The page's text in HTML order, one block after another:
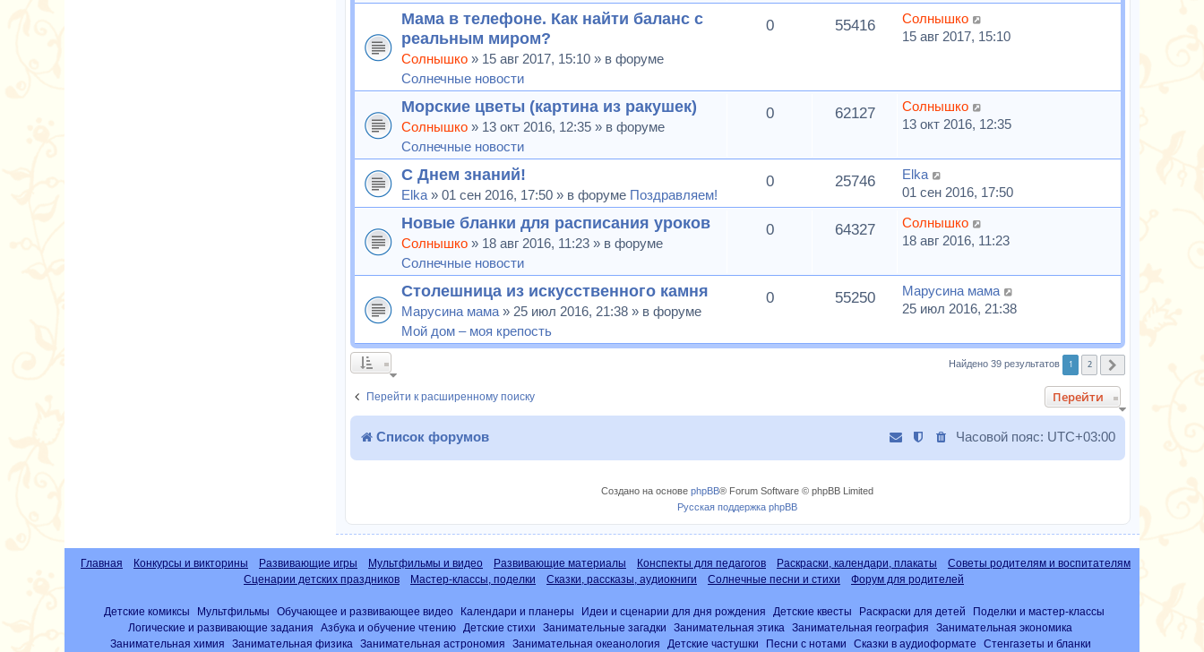
Мама в телефоне. Как найти баланс с
реальным миром?
Солнышко» 15 авг 2017, 15:10 » в форуме
Солнечные новости
0 55416
Солнышко
15 авг 2017, 15:10
Морские цветы (картина из ракушек)
Солнышко» 13 окт 2016, 12:35 » в форуме
Солнечные новости
0 62127
Солнышко
13 окт 2016, 12:35
С Днем знаний!
Elka» 01 сен 2016, 17:50 » в форуме Поздравляем!
0 25746
Elka
01 сен 2016, 17:50
Новые бланки для расписания уроков
Солнышко» 18 авг 2016, 11:23 » в форуме
Солнечные новости
0 64327
Солнышко
18 авг 2016, 11:23
Столешница из искусственного камня
Марусина мама» 25 июл 2016, 21:38 » в форуме
Мой дом – моя крепость
0 55250
Марусина мама
25 июл 2016, 21:38
Найдено 39 результатов 1 2
Перейти к расширенному поиску Перейти
Список форумов Часовой пояс: UTC+03:00
Создано на основеphpBB® Forum Software © phpBB Limited
Русская поддержка phpBB
Главная Конкурсы и викторины Развивающие игры Мультфильмы и видео Развивающие материалы Конспекты для педагогов Раскраски, календари, плакаты
Советы родителям и воспитателям
Сценарии детских праздников
Мастер-классы, поделки Сказки, рассказы, аудиокниги Солнечные песни и стихи Форум для родителей
Детские комиксы Мультфильмы Обучающее и развивающее видео Календари и планеры Идеи и сценарии для дня рождения Детские квесты Раскраски для детей
Поделки и мастер-классы
Логические и развивающие задания
Азбука и обучение чтению Детские стихи Занимательные загадки Занимательная этика Занимательная география
Занимательная экономика
Занимательная химия
Занимательная физика Занимательная астрономия Занимательная океанология Детские частушки Песни с нотами Сказки в аудиоформате Стенгазеты и бланки